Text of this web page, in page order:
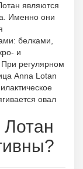
являются
Именно они
белками,
и
регулярном
Anna Lotan
овал